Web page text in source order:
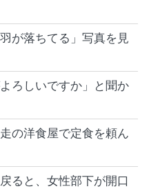
が落ちてる」写真を見
ろしいですか」と聞か
の洋食屋で定食を頼ん
ると、女性部下が開口